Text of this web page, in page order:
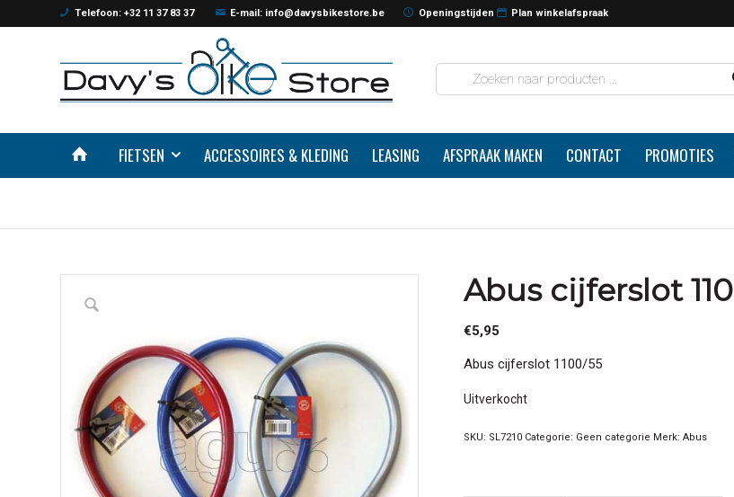
Telefoon: +32 11 37 83 37 E-mail: info@davysbikestore.be Openingstijden Plan winkelafspraak
FIETSEN ACCESSOIRES & KLEDING LEASING AFSPRAAK MAKEN CONTACT PROMOTIES
Abus cijferslot
€5,95
Abus cijferslot 1100/55
Uitverkocht
SKU: SL7210 Categorie: Geen categorie Merk:Abus